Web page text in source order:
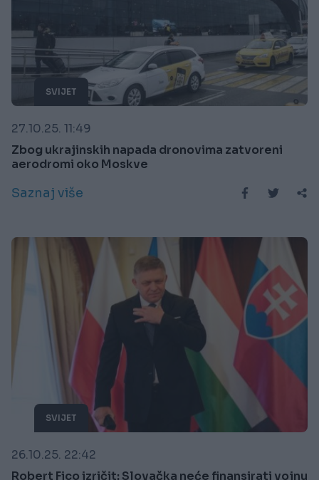
SVIJET
27.10.25. 11:49
Zbog ukrajinskih napada dronovima zatvoreni
aerodromi oko Moskve
Saznaj više
SVIJET
26.10.25. 22:42
Robert Fico izričit: Slovačka neće finansirati vojnu